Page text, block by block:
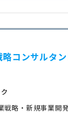
コンサルタ
戦略・新規事業開